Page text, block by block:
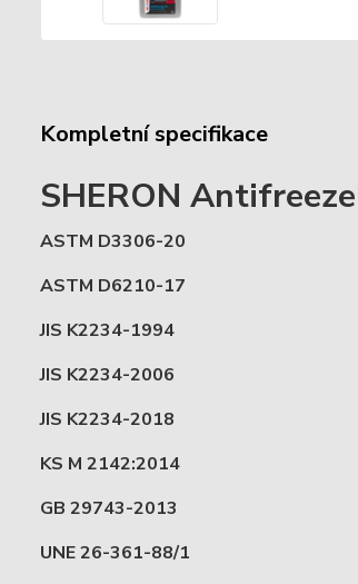
Kompletní specifikace
SHERON
ASTM D3306-20
ASTM D6210-17
JIS K2234-1994
JIS K2234-2006
JIS K2234-2018
KS M 2142:2014
GB 29743-2013
UNE 26-361-88/1